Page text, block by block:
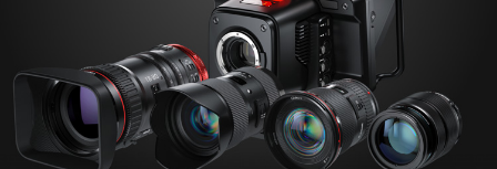
Singapore
South Africa
Spain